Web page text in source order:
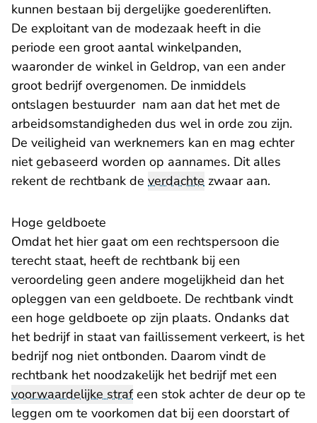
kunnen bestaan bij dergelijke goederenliften.
De exploitant van de modezaak heeft in die
periode een groot aantal winkelpanden,
waaronder de winkel in Geldrop, van een ander
groot bedrijf overgenomen. De inmiddels
ontslagen bestuurder nam aan dat het met de
arbeidsomstandigheden dus wel in orde zou zijn.
De veiligheid van werknemers kan en mag echter
niet gebaseerd worden op aannames. Dit alles
rekent de rechtbank de verdachte zwaar aan.
Hoge geldboete
Omdat het hier gaat om een rechtspersoon die
terecht staat, heeft de rechtbank bij een
veroordeling geen andere mogelijkheid dan het
opleggen van een geldboete. De rechtbank vindt
een hoge geldboete op zijn plaats. Ondanks dat
het bedrijf in staat van faillissement verkeert, is het
bedrijf nog niet ontbonden. Daarom vindt de
rechtbank het noodzakelijk het bedrijf met een
voorwaardelijke strafeen stok achter de deur op te
leggen om te voorkomen dat bij een doorstart of